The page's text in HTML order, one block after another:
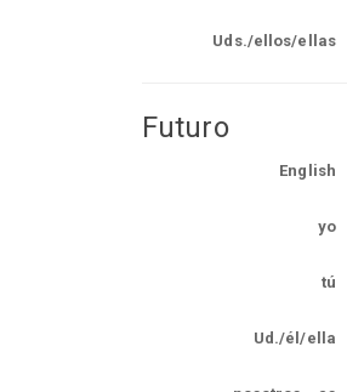
Uds./ellos/ellas
Futuro
English
yo
tú
Ud./él/ella